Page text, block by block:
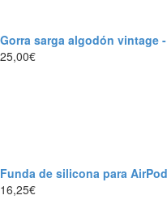
Gorra sarga algodón vintage
25,00€
Funda de silicona para
16,25€